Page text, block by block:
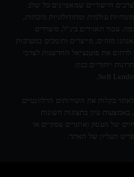
הייעודיים שמאפיינים כל שלב
עולמית ומתודולוגיות מוכחות,
עבור תאגידים בינ"ל, משרדים
מזהים, מייצרים ותומכים במערכות
את פוטנציאל החדשנות לצרכי
ייחודיים כגון:
בקלות את השירותים הרלוונטיים
עיון בתצוגות השונות
של העסק ואתגרים עסקיים או
העליון של האתר.